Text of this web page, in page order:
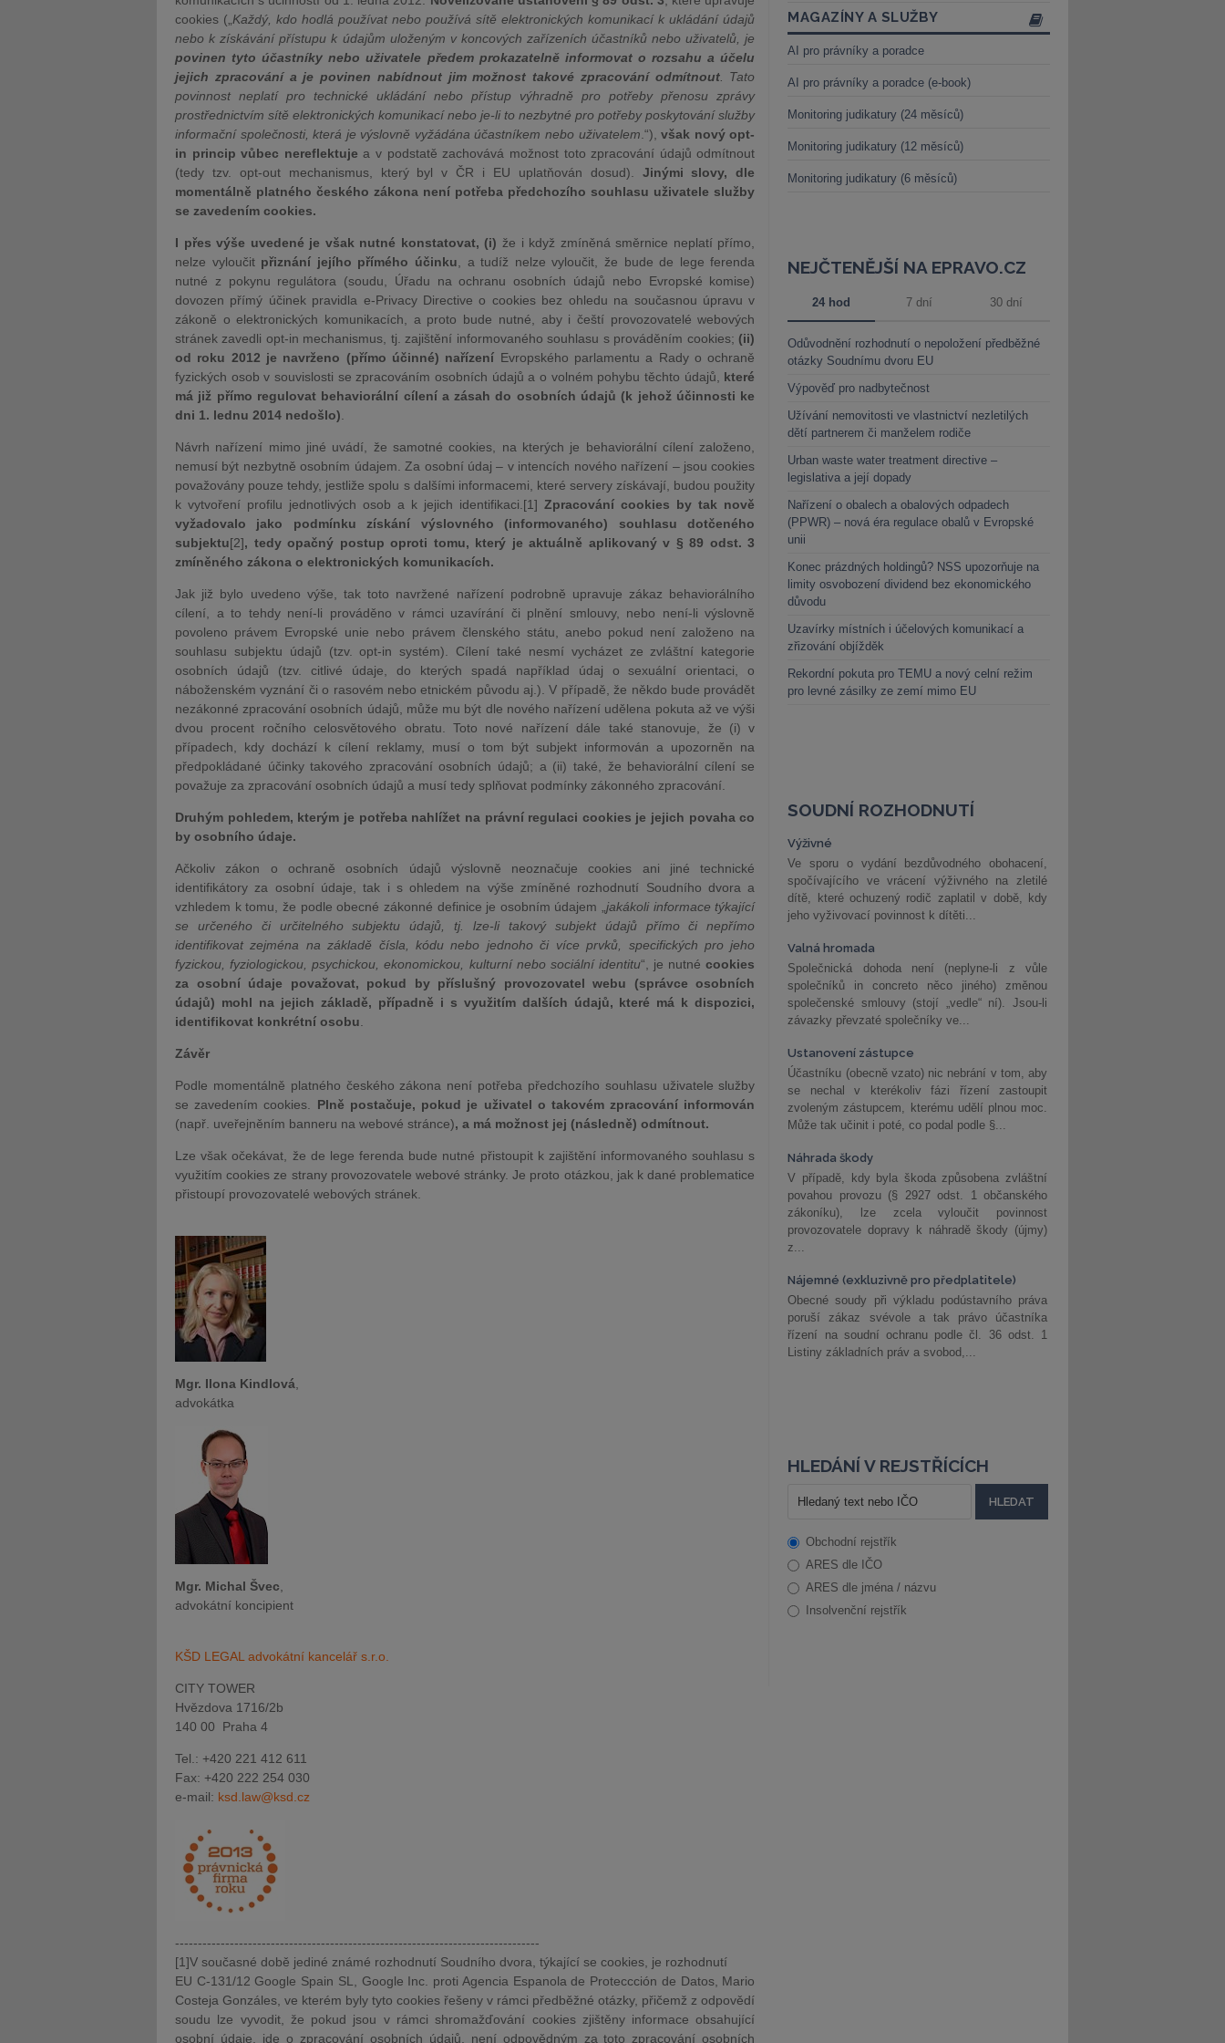
cookies („ Každý, kdo hodlá používat nebo používá sítě elektronických komunikací k ukládání údajů
nebo k získávání přístupu k údajům uloženým v koncových zařízeních účastníků nebo uživatelů, je
povinen tyto účastníky nebo uživatele předem prokazatelně informovat o rozsahu a účelu
jejich zpracování a je povinen nabídnout jim možnost takové zpracování odmítnout. Tato
povinnost neplatí pro technické ukládání nebo přístup výhradně pro potřeby přenosu zprávy
prostřednictvím sítě elektronických komunikací nebo je-li to nezbytné pro potřeby poskytování služby
informační společnosti, která je výslovně vyžádána účastníkem nebo uživatelem .“),však nový opt-
in princip vůbec nereflektuje a v podstatě zachovává možnost toto zpracování údajů odmítnout
(tedy tzv. opt-out mechanismus, který byl v ČR i EU uplatňován dosud). Jinými slovy, dle
momentálně platného českého zákona není potřeba předchozího souhlasu uživatele služby
se zavedením cookies.
I přes výše uvedené je však nutné konstatovat, (i) že i když zmíněná směrnice neplatí přímo,
nelze vyloučit přiznání jejího přímého účinku , a tudíž nelze vyloučit, že bude de lege ferenda
nutné z pokynu regulátora (soudu, Úřadu na ochranu osobních údajů nebo Evropské komise)
dovozen přímý účinek pravidla e-Privacy Directive o cookies bez ohledu na současnou úpravu v
zákoně o elektronických komunikacích, a proto bude nutné, aby i čeští provozovatelé webových
stránek zavedli opt-in mechanismus, tj. zajištění informovaného souhlasu s prováděním cookies; (ii)
od roku 2012 je navrženo (přímo účinné) nařízení Evropského parlamentu a Rady o ochraně
fyzických osob v souvislosti se zpracováním osobních údajů a o volném pohybu těchto údajů, které
má již přímo regulovat behaviorální cílení a zásah do osobních údajů (k jehož účinnosti ke
dni 1. lednu 2014 nedošlo)
Návrh nařízení mimo jiné uvádí, že samotné cookies, na kterých je behaviorální cílení založeno,
nemusí být nezbytně osobním údajem. Za osobní údaj – v intencích nového nařízení – jsou cookies
považovány pouze tehdy, jestliže spolu s dalšími informacemi, které servery získávají, budou použity
k vytvoření profilu jednotlivých osob a k jejich identifikaci.[1]Zpracování cookies by tak nově
vyžadovalo jako podmínku získání výslovného (informovaného) souhlasu dotčeného
subjektu[2], tedy opačný postup oproti tomu, který je aktuálně aplikovaný v § 89 odst. 3
zmíněného zákona o elektronických komunikacích.
Jak již bylo uvedeno výše, tak toto navržené nařízení podrobně upravuje zákaz behaviorálního
cílení, a to tehdy není-li prováděno v rámci uzavírání či plnění smlouvy, nebo není-li výslovně
povoleno právem Evropské unie nebo právem členského státu, anebo pokud není založeno na
souhlasu subjektu údajů (tzv. opt-in systém). Cílení také nesmí vycházet ze zvláštní kategorie
osobních údajů (tzv. citlivé údaje, do kterých spadá například údaj o sexuální orientaci, o
náboženském vyznání či o rasovém nebo etnickém původu aj.). V případě, že někdo bude provádět
nezákonné zpracování osobních údajů, může mu být dle nového nařízení udělena pokuta až ve výši
dvou procent ročního celosvětového obratu. Toto nové nařízení dále také stanovuje, že (i) v
případech, kdy dochází k cílení reklamy, musí o tom být subjekt informován a upozorněn na
předpokládané účinky takového zpracování osobních údajů; a (ii) také, že behaviorální cílení se
považuje za zpracování osobních údajů a musí tedy splňovat podmínky zákonného zpracování.
Druhým pohledem, kterým je potřeba nahlížet na právní regulaci cookies je jejich povaha co
by osobního údaje.
Ačkoliv zákon o ochraně osobních údajů výslovně neoznačuje cookies ani jiné technické
identifikátory za osobní údaje, tak i s ohledem na výše zmíněné rozhodnutí Soudního dvora a
vzhledem k tomu, že podle obecné zákonné definice je osobním údajem „jakákoli informace týkající
se určeného či určitelného subjektu údajů, tj. lze-li takový subjekt údajů přímo či nepřímo
identifikovat zejména na základě čísla, kódu nebo jednoho či více prvků, specifických pro jeho
fyzickou, fyziologickou, psychickou, ekonomickou, kulturní nebo sociální identitu“, je nutnécookies
za osobní údaje považovat, pokud by příslušný provozovatel webu (správce osobních
údajů) mohl na jejich základě, případně i s využitím dalších údajů, které má k dispozici,
identifikovat konkrétní osobu
Závěr
Podle momentálně platného českého zákona není potřeba předchozího souhlasu uživatele služby
se zavedením cookies. Plně postačuje, pokud je uživatel o takovém zpracování informován
(např. uveřejněním banneru na webové stránce), a má možnost jej (následně) odmítnout.
Lze však očekávat, že de lege ferenda bude nutné přistoupit k zajištění informovaného souhlasu s
využitím cookies ze strany provozovatele webové stránky. Je proto otázkou, jak k dané problematice
přistoupí provozovatelé webových stránek.
Mgr. Ilona Kindlová
advokátka
Mgr. Michal Švec
advokátní koncipient
KŠD LEGAL advokátní kancelář s.r.o.
CITY TOWER
Hvězdova 1716/2b
140 00 Praha 4
Tel.: +420 221 412 611
Fax: +420 222 254 030
e-mail: ksd.law@ksd.cz
--------------------------------------------------------------------------------
[1]V současné době jediné známé rozhodnutí Soudního dvora, týkající se cookies, je rozhodnutí
EU C-131/12 Google Spain SL, Google Inc. proti Agencia Espanola de Proteccción de Datos, Mario
Costeja Gonzáles, ve kterém byly tyto cookies řešeny v rámci předběžné otázky, přičemž z odpovědí
soudu lze vyvodit, že pokud jsou v rámci shromažďování cookies zjištěny informace obsahující
osobní údaje, jde o zpracování osobních údajů, není odpovědným za toto zpracování osobních
MAGAZÍNY A SLUŽBY
AI pro právníky a poradce
AI pro právníky a poradce (e-book)
Monitoring judikatury (24 měsíců)
Monitoring judikatury (12 měsíců)
Monitoring judikatury (6 měsíců)
NEJČTENĚJŠÍ NA EPRAVO.CZ
24 hod 7 dní 30 dní
Odůvodnění rozhodnutí o nepoložení předběžné
otázky Soudnímu dvoru EU
Výpověď pro nadbytečnost
Užívání nemovitosti ve vlastnictví nezletilých
dětí partnerem či manželem rodiče
Urban waste water treatment directive –
legislativa a její dopady
Nařízení o obalech a obalových odpadech
(PPWR) – nová éra regulace obalů v Evropské
unii
Konec prázdných holdingů? NSS upozorňuje na
limity osvobození dividend bez ekonomického
důvodu
Uzavírky místních i účelových komunikací a
zřizování objížděk
Rekordní pokuta pro TEMU a nový celní režim
pro levné zásilky ze zemí mimo EU
SOUDNÍ ROZHODNUTÍ
Výživné
Ve sporu o vydání bezdůvodného obohacení,
spočívajícího ve vrácení výživného na zletilé
dítě, které ochuzený rodič zaplatil v době, kdy
jeho vyživovací povinnost k dítěti...
Valná hromada
Společnická dohoda není (neplyne-li z vůle
společníků in concreto něco jiného) změnou
společenské smlouvy (stojí „vedle“ ní). Jsou-li
závazky převzaté společníky ve...
Ustanovení zástupce
Účastníku (obecně vzato) nic nebrání v tom, aby
se nechal v kterékoliv fázi řízení zastoupit
zvoleným zástupcem, kterému udělí plnou moc.
Může tak učinit i poté, co podal podle §...
Náhrada škody
V případě, kdy byla škoda způsobena zvláštní
povahou provozu (§ 2927 odst. 1 občanského
zákoníku), lze zcela vyloučit povinnost
provozovatele dopravy k náhradě škody (újmy)
z...
Nájemné (exkluzivně pro předplatitele)
Obecné soudy při výkladu podústavního práva
poruší zákaz svévole a tak právo účastníka
řízení na soudní ochranu podle čl. 36 odst. 1
Listiny základních práv a svobod,...
HLEDÁNÍ V REJSTŘÍCÍCH
Obchodní rejstřík
ARES dle IČO
ARES dle jména / názvu
Insolvenční rejstřík